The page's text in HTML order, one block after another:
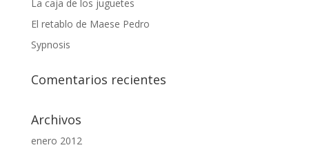
La caja de los juguetes
El retablo de Maese Pedro
Sypnosis
Comentarios recientes
Archivos
enero 2012